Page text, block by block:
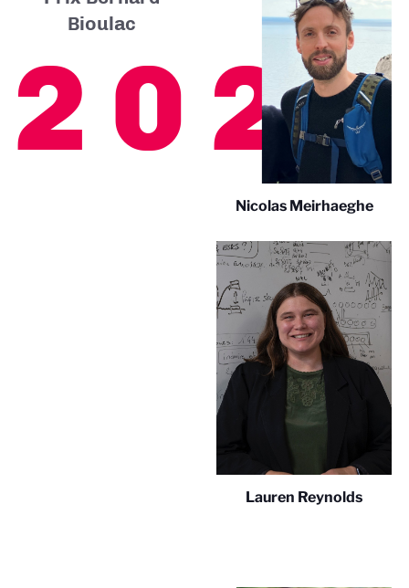
Bioulac
2025
Nicolas Meirhaeghe
Lauren Reynolds